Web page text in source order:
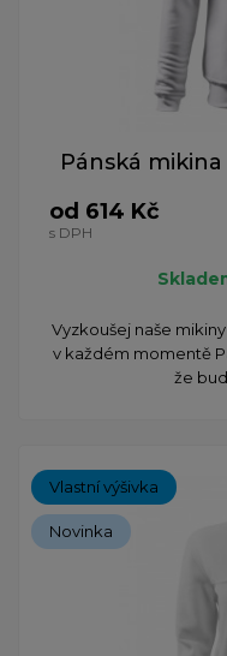
Pánská
od 614 Kč
s DPH
Vyzkoušej naše
v každém momentě
že
Vlastní výšivka
Novinka